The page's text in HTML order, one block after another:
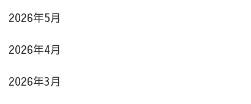
2026年5月
2026年4月
2026年3月